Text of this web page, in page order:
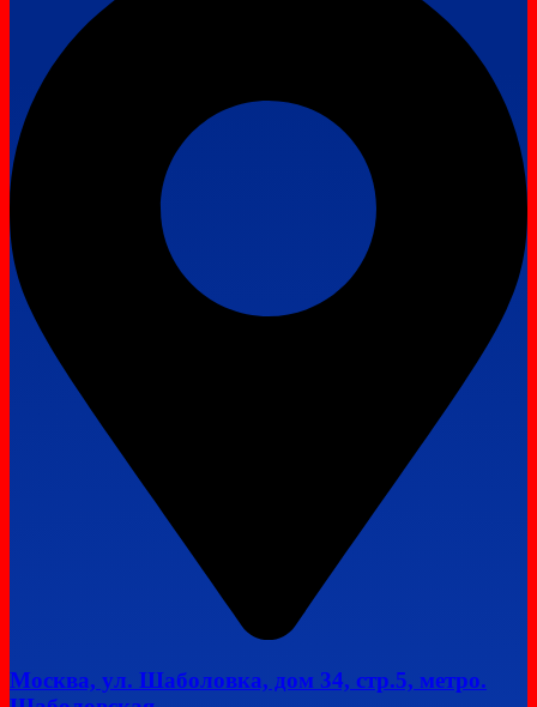
Москва, ул. Шаболовка, дом 34, стр.5, метро.